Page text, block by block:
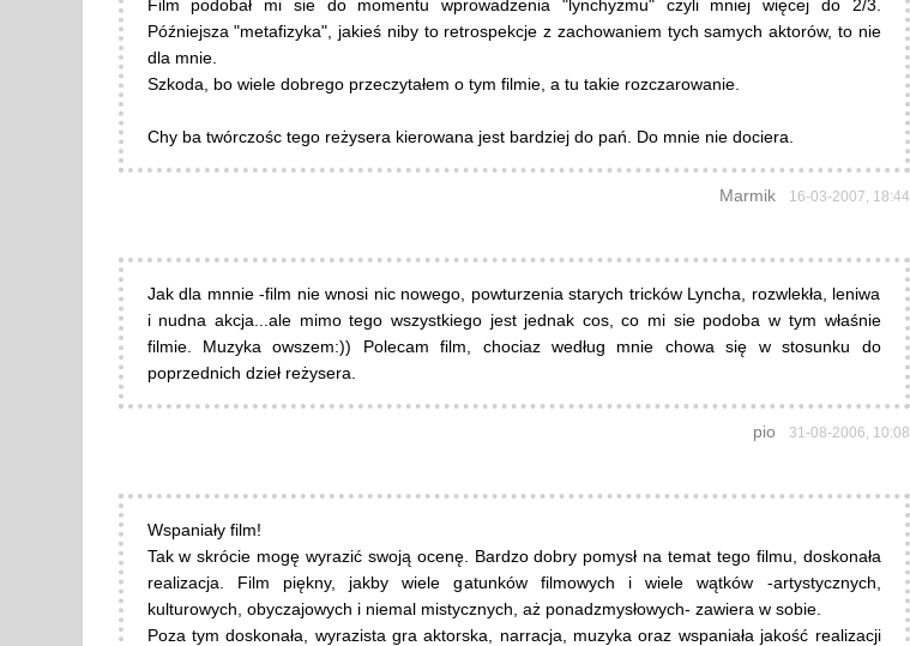
Film podobał mi sie do momentu wprowadzenia "lynchyzmu" czyli mniej więcej do 2/3.
Późniejsza "metafizyka", jakieś niby to retrospekcje z zachowaniem tych samych aktorów, to nie
dla mnie.
Szkoda, bo wiele dobrego przeczytałem o tym filmie, a tu takie rozczarowanie.
Chy ba twórczośc tego reżysera kierowana jest bardziej do pań. Do mnie nie dociera.
Marmik 16-03-2007, 18:44
Jak dla mnnie -film nie wnosi nic nowego, powturzenia starych tricków Lyncha, rozwlekła, leniwa
i nudna akcja...ale mimo tego wszystkiego jest jednak cos, co mi sie podoba w tym właśnie
filmie. Muzyka owszem:)) Polecam film, chociaz według mnie chowa się w stosunku do
poprzednich dzieł reżysera.
pio 31-08-2006, 10:08
Wspaniały film!
Tak w skrócie mogę wyrazić swoją ocenę. Bardzo dobry pomysł na temat tego filmu, doskonała
realizacja. Film piękny, jakby wiele gatunków filmowych i wiele wątków -artystycznych,
kulturowych, obyczajowych i niemal mistycznych, aż ponadzmysłowych- zawiera w sobie.
Poza tym doskonała, wyrazista gra aktorska, narracja, muzyka oraz wspaniała jakość realizacji